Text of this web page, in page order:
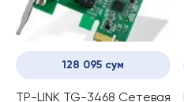
128 095 сум
TP-LINK TG-3468 Сетевая